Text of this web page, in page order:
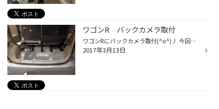
ワゴンR バックカメラ取付
ワゴンRにバックカメラ取付(^o^)丿 今回は、取付作業中の画像も撮りましたー。
2017年3月13日